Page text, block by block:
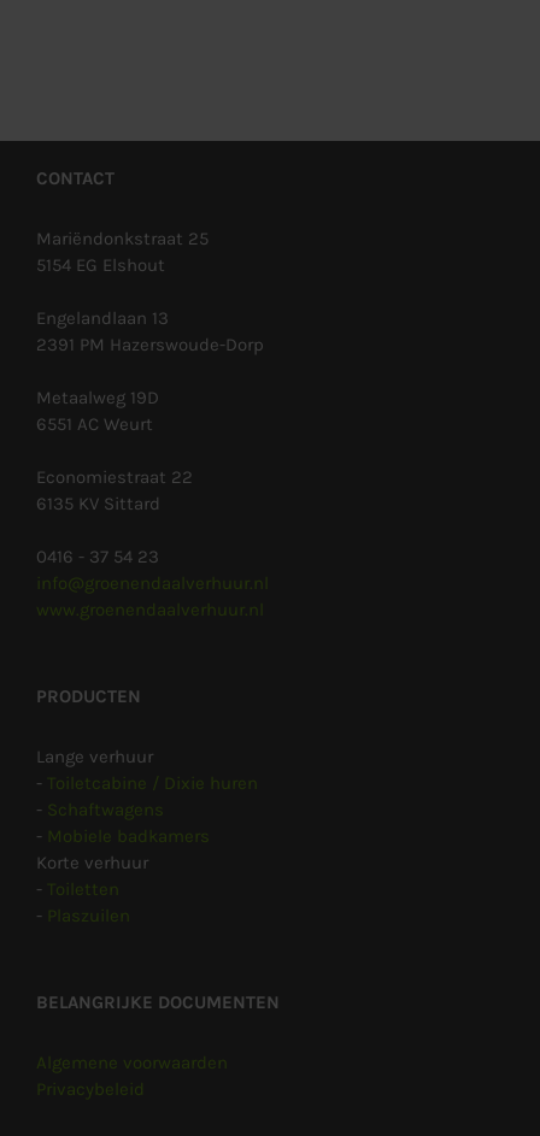
CONTACT
Mariëndonkstraat 25
5154 EG Elshout
Engelandlaan 13
2391 PM Hazerswoude-Dorp
Metaalweg 19D
6551 AC Weurt
Economiestraat 22
6135 KV Sittard
0416 - 37 54 23
info@groenendaalverhuur.nl
www.groenendaalverhuur.nl
PRODUCTEN
Lange verhuur
- Toiletcabine / Dixie huren
- Schaftwagens
- Mobiele badkamers
Korte verhuur
- Toiletten
- Plaszuilen
BELANGRIJKE DOCUMENTEN
Algemene voorwaarden
Privacybeleid